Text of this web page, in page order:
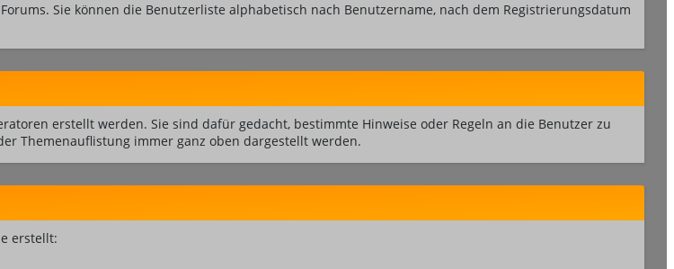
Sie können die Benutzerliste alphabetisch nach Benutzername, nach dem Registrierungsdatum
erstellt werden. Sie sind dafür gedacht, bestimmte Hinweise oder Regeln an die Benutzer zu
Themenauflistung immer ganz oben dargestellt werden.
erstellt: